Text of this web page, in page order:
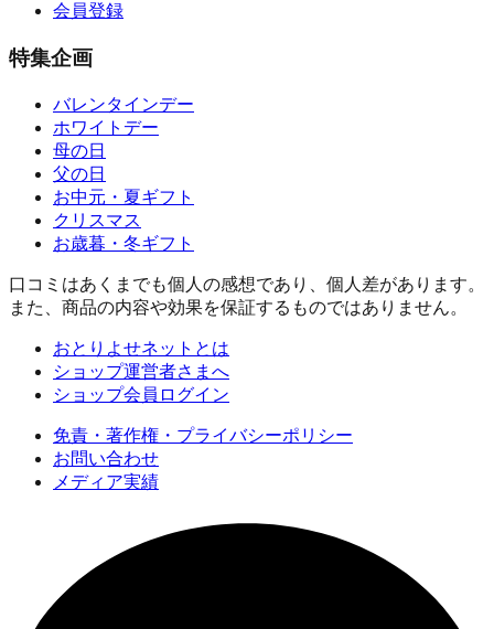
会員登録
特集企画
バレンタインデー
ホワイトデー
母の日
父の日
お中元・夏ギフト
クリスマス
お歳暮・冬ギフト
口コミはあくまでも個人の感想であり、個人差があります。
また、商品の内容や効果を保証するものではありません。
おとりよせネットとは
ショップ運営者さまへ
ショップ会員ログイン
免責・著作権・プライバシーポリシー
お問い合わせ
メディア実績